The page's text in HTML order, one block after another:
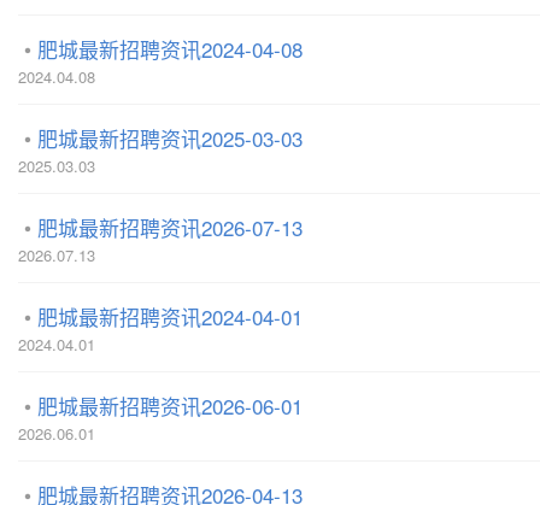
肥城最新招聘资讯2024-04-08
2024.04.08
肥城最新招聘资讯2025-03-03
2025.03.03
肥城最新招聘资讯2026-07-13
2026.07.13
肥城最新招聘资讯2024-04-01
2024.04.01
肥城最新招聘资讯2026-06-01
2026.06.01
肥城最新招聘资讯2026-04-13